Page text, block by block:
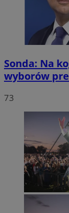
Sonda: Na
wyborów
73